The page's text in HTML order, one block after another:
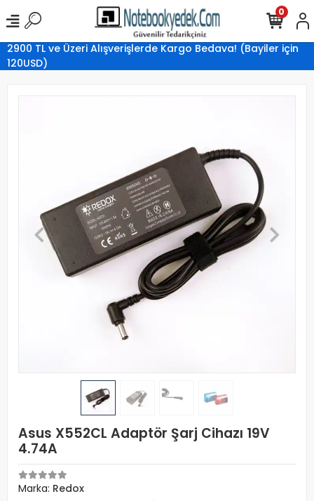
2900 TL ve Üzeri Alışverişlerde Kargo Bedava! (Bayiler için
120USD)
0
Asus X552CL Adaptör Şarj Cihazı 19V
4.74A
Marka: Redox